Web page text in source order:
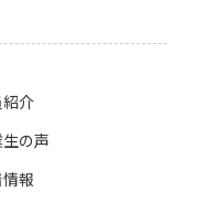
介
の声
報